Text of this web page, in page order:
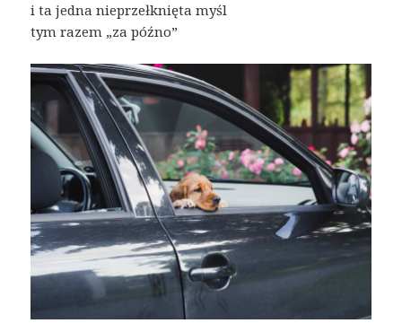
i ta jedna nieprzełknięta myśl
tym razem „za późno”